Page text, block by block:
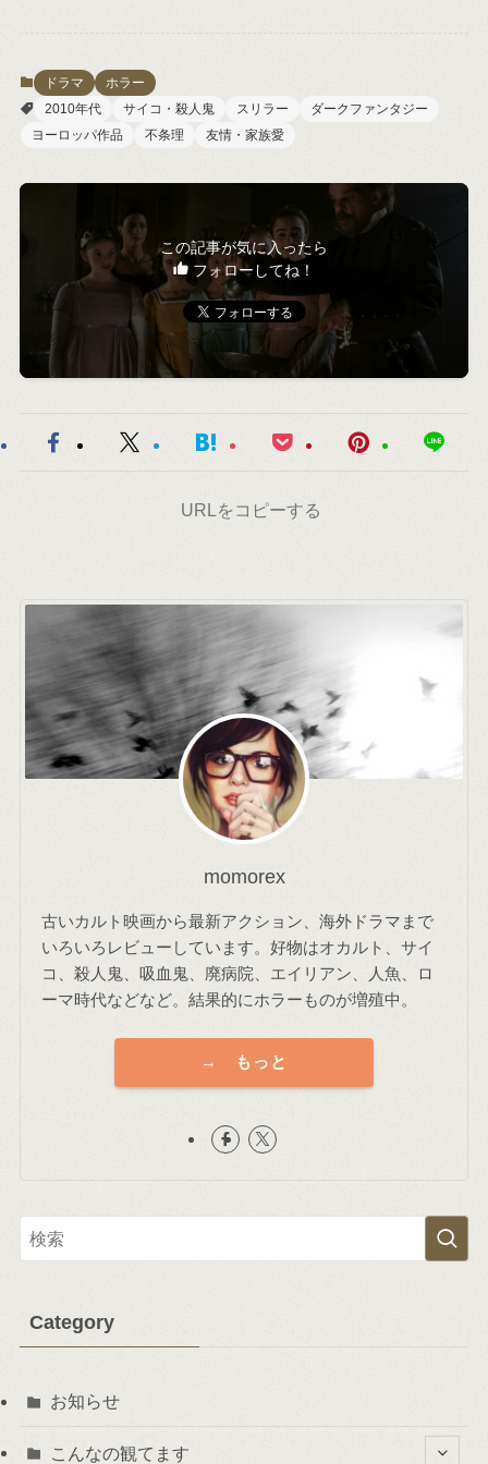
ドラマ
ホラー
2010年代
サイコ・殺人鬼 スリラー
ダークファンタジー
ヨーロッパ作品
不条理 友情・家族愛
この記事が気に入ったら
フォローしてね！
URLをコピーする
momorex
古いカルト映画から最新アクション、海外ドラマまで
いろいろレビューしています。好物はオカルト、サイ
コ、殺人鬼、吸血鬼、廃病院、エイリアン、人魚、ロ
ーマ時代などなど。結果的にホラーものが増殖中。
→ もっと
Category
お知らせ
こんなの観てます